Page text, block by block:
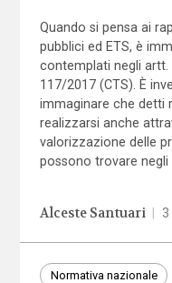
Quando si pensa ai
pubblici ed ETS, è
contemplati negli artt.
117/2017 (CTS). È
immaginare che detti
realizzarsi anche
valorizzazione delle
possono trovare negli
Alceste Santuari
Normativa nazionale